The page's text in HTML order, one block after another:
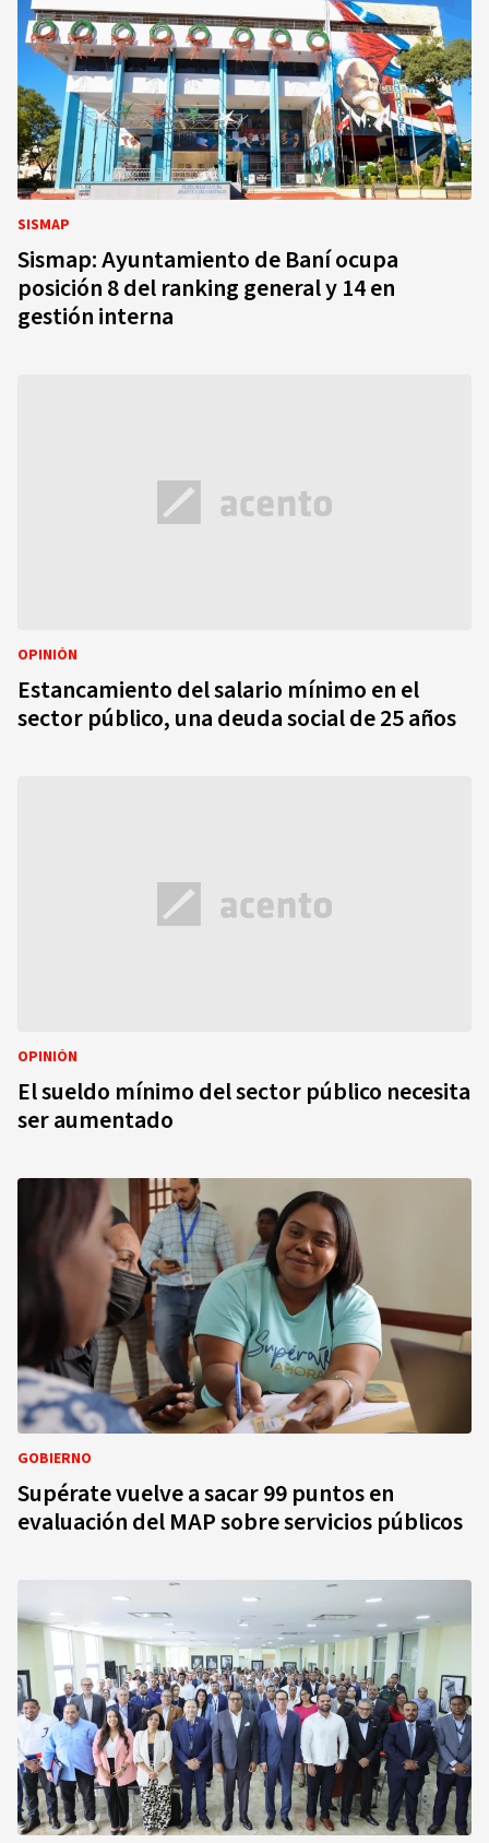
SISMAP
Sismap: Ayuntamiento de Baní ocupa
posición 8 del ranking general y 14 en
gestión interna
OPINIÓN
Estancamiento del salario mínimo en el
sector público, una deuda social de 25 años
OPINIÓN
El sueldo mínimo del sector público necesita
ser aumentado
GOBIERNO
Supérate vuelve a sacar 99 puntos en
evaluación del MAP sobre servicios públicos